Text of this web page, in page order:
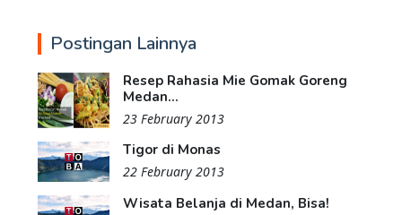
Postingan Lainnya
Resep Rahasia Mie Gomak Goreng
Medan...
23 February 2013
Tigor di Monas
22 February 2013
Wisata Belanja di Medan, Bisa!